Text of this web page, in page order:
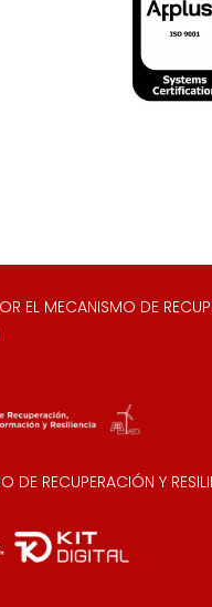
EL MECANISMO DE
DE RECUPERACIÓN Y